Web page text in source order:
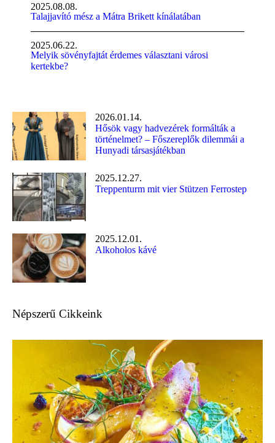
Talajjavító mész a Mátra Brikett kínálatában
2025.08.08.
Melyik sövényfajtát érdemes választani városi
kertekbe?
2025.06.22.
2026.01.14.
Hősök vagy hadvezérek formálták a
történelmet? – Főszereplők dilemmái a
Hunyadi társasjátékban
2025.12.27.
Treppenturm mit vier Stützen Ferrostep
2025.12.01.
Alkoholos kávé
Népszerű Cikkeink